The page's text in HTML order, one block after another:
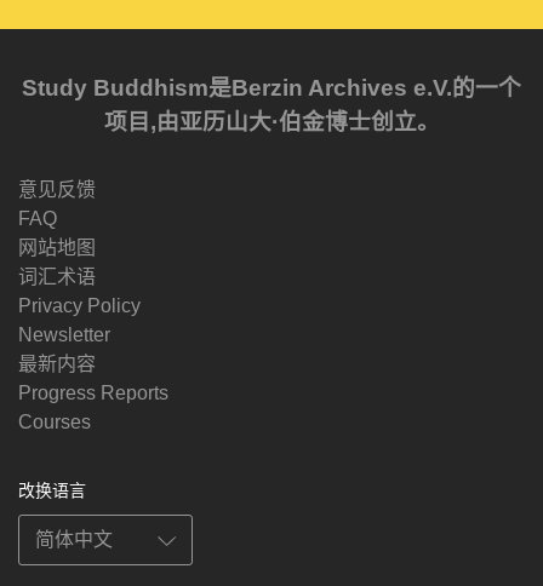
Study Buddhism是Berzin Archives e.V.的一个
项目,由亚历山大·伯金博士创立。
意见反馈
FAQ
网站地图
词汇术语
Privacy Policy
Newsletter
最新内容
Progress Reports
Courses
改换语言